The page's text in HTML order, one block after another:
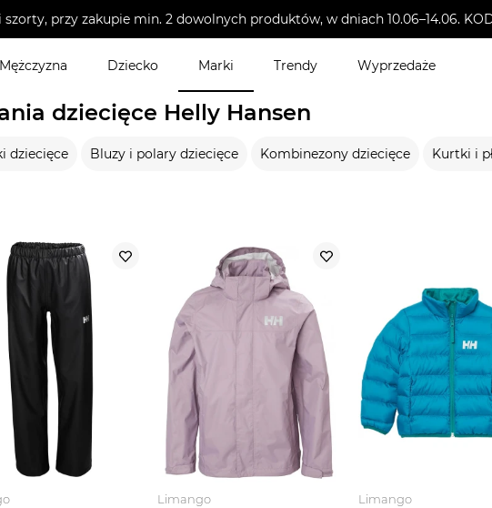
szorty, przy zakupie min. 2 dowolnych produktów, w dniach 10.06–14.06.
Mężczyzna Dziecko Marki Trendy Wyprzedaże
dziecięce Helly Hansen
dziecięce Bluzy i polary dziecięce Kombinezony dziecięce Kurtki i
Limango
Limango